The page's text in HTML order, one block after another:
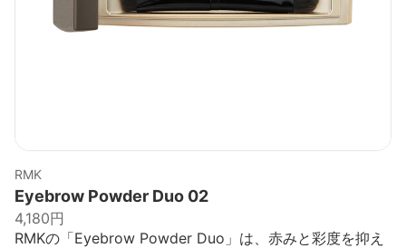
RMK
Eyebrow Powder Duo 02
4,180円
RMKの「Eyebrow Powder Duo」は、赤みと彩度を抑え